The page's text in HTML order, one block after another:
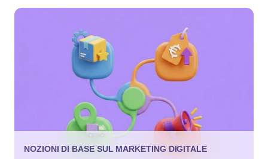
NOZIONI DI BASE SUL MARKETING DIGITALE